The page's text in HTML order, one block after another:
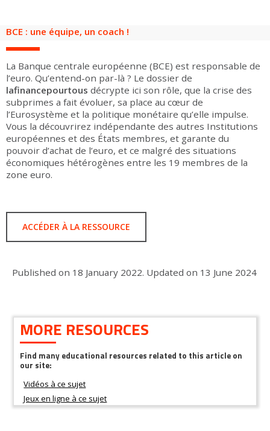
BCE : une équipe, un coach !
La Banque centrale européenne (BCE) est responsable de
l’euro. Qu’entend-on par-là ? Le dossier de
lafinancepourtous décrypte ici son rôle, que la crise des
subprimes a fait évoluer, sa place au cœur de
l’Eurosystème et la politique monétaire qu’elle impulse.
Vous la découvrirez indépendante des autres Institutions
européennes et des États membres, et garante du
pouvoir d’achat de l’euro, et ce malgré des situations
économiques hétérogènes entre les 19 membres de la
zone euro.
ACCÉDER À LA RESSOURCE
Published on 18 January 2022. Updated on 13 June 2024
MORE RESOURCES
Find many educational resources related to this article on
our site: